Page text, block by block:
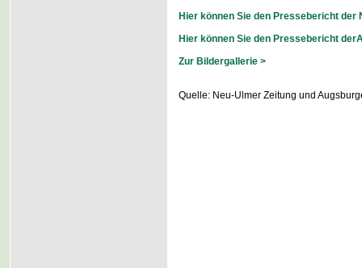
Hier können Sie den Pressebericht
Hier können Sie den Pressebericht
Zur Bildergallerie >
Quelle: Neu-Ulmer Zeitung und